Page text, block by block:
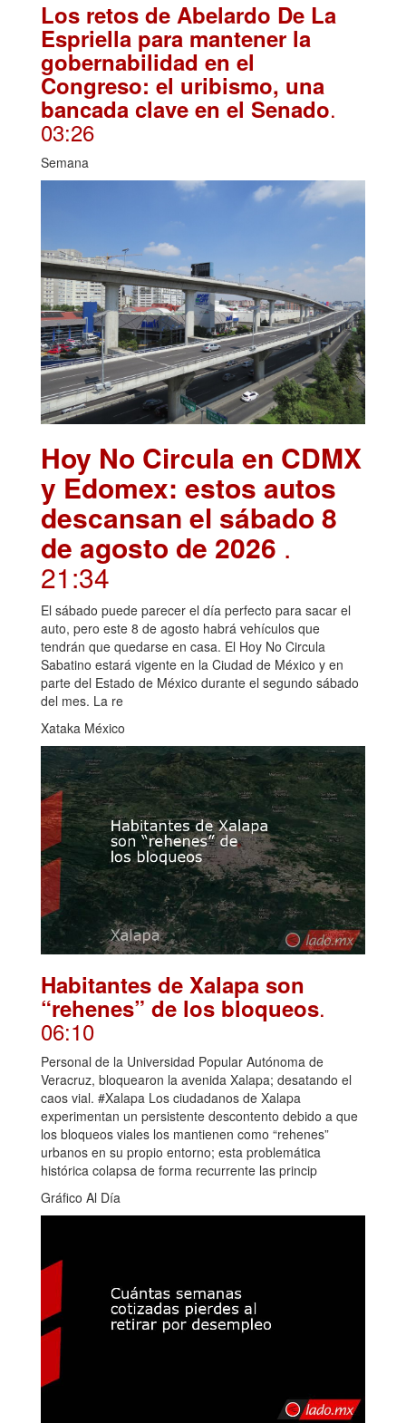
Los retos de Abelardo De La
Espriella para mantener la
gobernabilidad en el
Congreso: el uribismo, una
bancada clave en el Senado.
03:26
Semana
Hoy No Circula en CDMX
y Edomex: estos autos
descansan el sábado 8
de agosto de 2026 .
21:34
El sábado puede parecer el día perfecto para sacar el
auto, pero este 8 de agosto habrá vehículos que
tendrán que quedarse en casa. El Hoy No Circula
Sabatino estará vigente en la Ciudad de México y en
parte del Estado de México durante el segundo sábado
del mes. La re
Xataka México
Habitantes de Xalapa son
“rehenes” de los bloqueos.
06:10
Personal de la Universidad Popular Autónoma de
Veracruz, bloquearon la avenida Xalapa; desatando el
caos vial. #Xalapa Los ciudadanos de Xalapa
experimentan un persistente descontento debido a que
los bloqueos viales los mantienen como “rehenes”
urbanos en su propio entorno; esta problemática
histórica colapsa de forma recurrente las princip
Gráfico Al Día